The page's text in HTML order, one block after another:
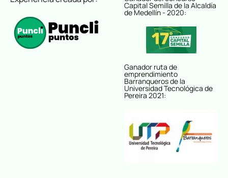
Capital Semilla de la Alcaldía
de Medellín - 2020:
Ganador ruta de
emprendimiento
Barranqueros de la
Universidad Tecnológica de
Pereira 2021: